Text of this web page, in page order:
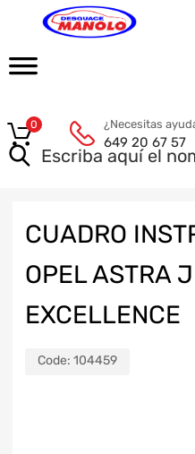
¿Necesitas
649 20 67 57
0
CUADRO
OPEL ASTRA
EXCELLENCE
Code: 104459